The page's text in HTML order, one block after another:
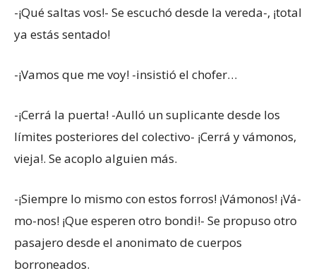
-¡Qué saltas vos!- Se escuchó desde la vereda-, ¡total
ya estás sentado!
-¡Vamos que me voy! -insistió el chofer…
-¡Cerrá la puerta! -Aulló un suplicante desde los
límites posteriores del colectivo- ¡Cerrá y vámonos,
vieja!. Se acoplo alguien más.
-¡Siempre lo mismo con estos forros! ¡Vámonos! ¡Vá-
mo-nos! ¡Que esperen otro bondi!- Se propuso otro
pasajero desde el anonimato de cuerpos
borroneados.